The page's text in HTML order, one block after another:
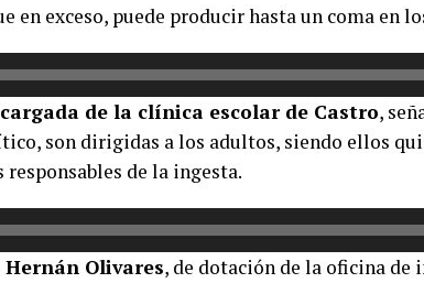
en exceso, puede producir hasta un coma en
de la clínica escolar de Castro,
son dirigidas a los adultos, siendo ellos
de la ingesta.
Olivares, de dotación de la oficina de